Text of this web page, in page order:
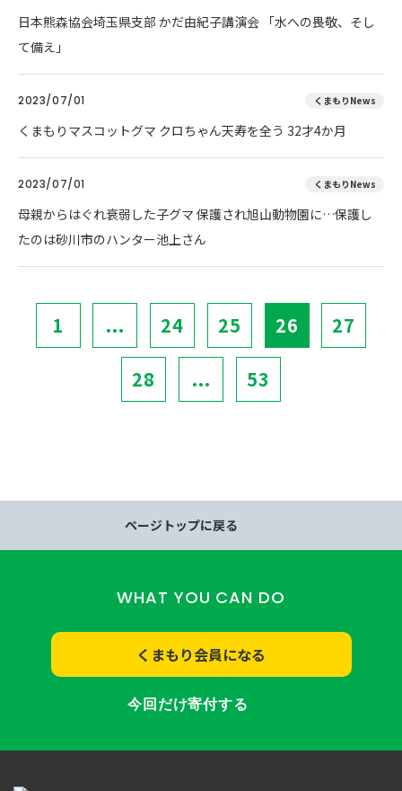
日本熊森協会埼玉県支部 かだ由紀子講演会 「水への畏敬、そし
て備え」
2023/07/01 くまもりNews
くまもりマスコットグマ クロちゃん天寿を全う 32才4か月
2023/07/01 くまもりNews
母親からはぐれ衰弱した子グマ 保護され旭山動物園に…保護し
たのは砂川市のハンター池上さん
1 ... 24 25 26 27
28 ... 53
ページトップに戻る
WHAT YOU CAN DO
くまもり会員になる
今回だけ寄付する